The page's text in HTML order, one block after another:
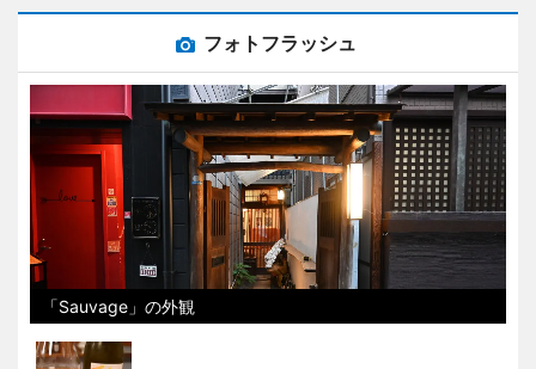
フォトフラッシュ
「Sauvage」の外観